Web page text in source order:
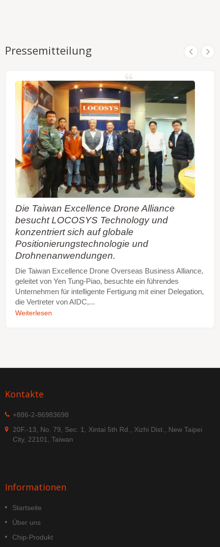
Pressemitteilung
Die Taiwan Excellence Drone Alliance
besucht LOCOSYS Technology und
konzentriert sich auf globale
Positionierungstechnologie und
Drohnenanwendungen.
Die Taiwan Excellence Drone Overseas Business Alliance,
geleitet von Yen Tung-Piao, besuchte ein führendes
Unternehmen für intelligente Fertigung mit einer Delegation,
die Vertreter von AIDC,...
Weiterlesen
Kontakte
+886-2-86983698
20F.-13, No. 79, Sec. 1, Xintai 5th Rd., Xizhi Dist., New Taipei
City, 22101, Taiwan
Informationen
Startseite
Über uns
Chip-Produkt